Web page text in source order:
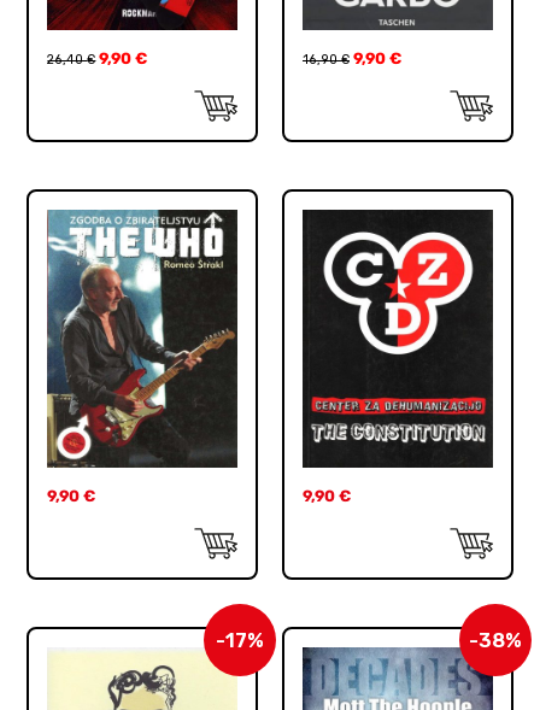
26,40€ 9,90€ 16,90€ 9,90 €
9,90€ 9,90 €
-17% -38%